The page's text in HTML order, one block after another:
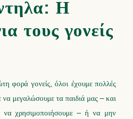
Η
τους γονείς
φορά γονείς, όλοι έχουμε πολλές
να μεγαλώσουμε τα παιδιά μας – και
να χρησιμοποιήσουμε – ή να μην